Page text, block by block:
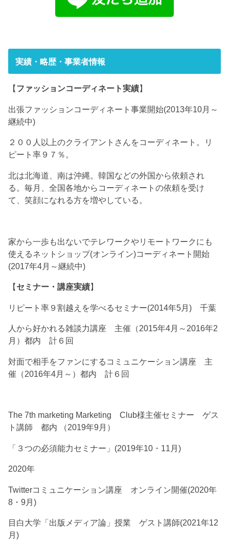
実績・略歴・事業者情報
【 ファッションコーディネート実績】
出張ファッションコーディネート事業開始(2013年10月～
継続中)
２００人以上のクライアントさんをコーディネート。リ
ピート率９７％。
北は北海道、南は沖縄。韓国などの外国から依頼され
る。毎月、全国各地からコーディネートの依頼を受け
て、笑顔になれる方を増やしている。
家から一歩も出ないでテレワークやリモートワークにも
使えるネットショップ(オンライン)コーディネート開始
(2017年4月～継続中)
【セミナー・講座実績】
リピート率９割越えを学べるセミナー(2014年5月) 千葉
人から好かれる雑談力講座 主催（2015年4月～2016年2
月）都内 計６回
対面で相手をファンにするコミュニケーション講座 主
催（2016年4月～）都内 計６回
The 7th marketing Marketing Club様主催セミナー ゲス
ト講師 都内 （2019年9月）
「３つの必須能力セミナー」(2019年10・11月)
2020年
Twitterコミュニケーション講座 オンライン開催(2020年
8・9月)
目白大学「出版メディア論」授業 ゲスト講師(2021年12
月)